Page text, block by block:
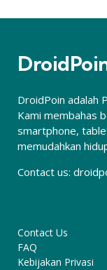
DroidPoin adalah
Kami membahas
smartphone,
memudahkan
Contact us:
Contact Us
FAQ
Kebijakan Privasi